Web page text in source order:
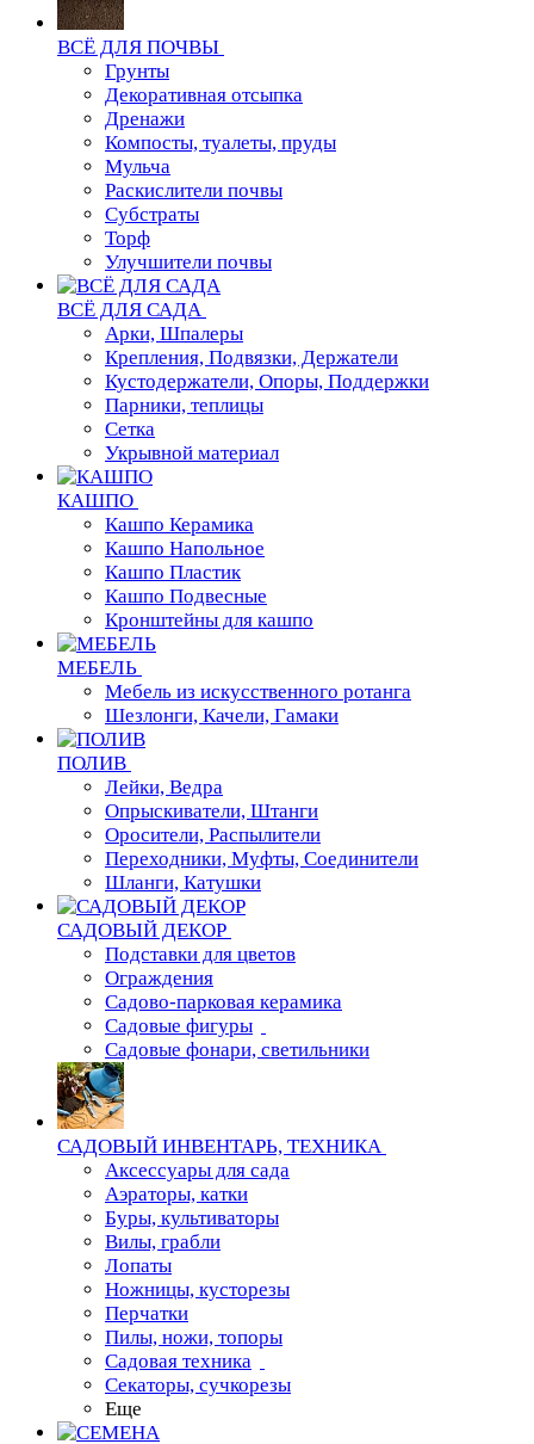
ВСЁ ДЛЯ ПОЧВЫ
Грунты
Декоративная отсыпка
Дренажи
Компосты, туалеты, пруды
Мульча
Раскислители почвы
Субстраты
Торф
Улучшители почвы
ВСЁ ДЛЯ САДА
Арки, Шпалеры
Крепления, Подвязки, Держатели
Кустодержатели, Опоры, Поддержки
Парники, теплицы
Сетка
Укрывной материал
КАШПО
Кашпо Керамика
Кашпо Напольное
Кашпо Пластик
Кашпо Подвесные
Кронштейны для кашпо
МЕБЕЛЬ
Мебель из искусственного ротанга
Шезлонги, Качели, Гамаки
ПОЛИВ
Лейки, Ведра
Опрыскиватели, Штанги
Оросители, Распылители
Переходники, Муфты, Соединители
Шланги, Катушки
САДОВЫЙ ДЕКОР
Подставки для цветов
Ограждения
Садово-парковая керамика
Садовые фигуры
Садовые фонари, светильники
САДОВЫЙ ИНВЕНТАРЬ, ТЕХНИКА
Аксессуары для сада
Аэраторы, катки
Буры, культиваторы
Вилы, грабли
Лопаты
Ножницы, кусторезы
Перчатки
Пилы, ножи, топоры
Садовая техника
Секаторы, сучкорезы
Еще